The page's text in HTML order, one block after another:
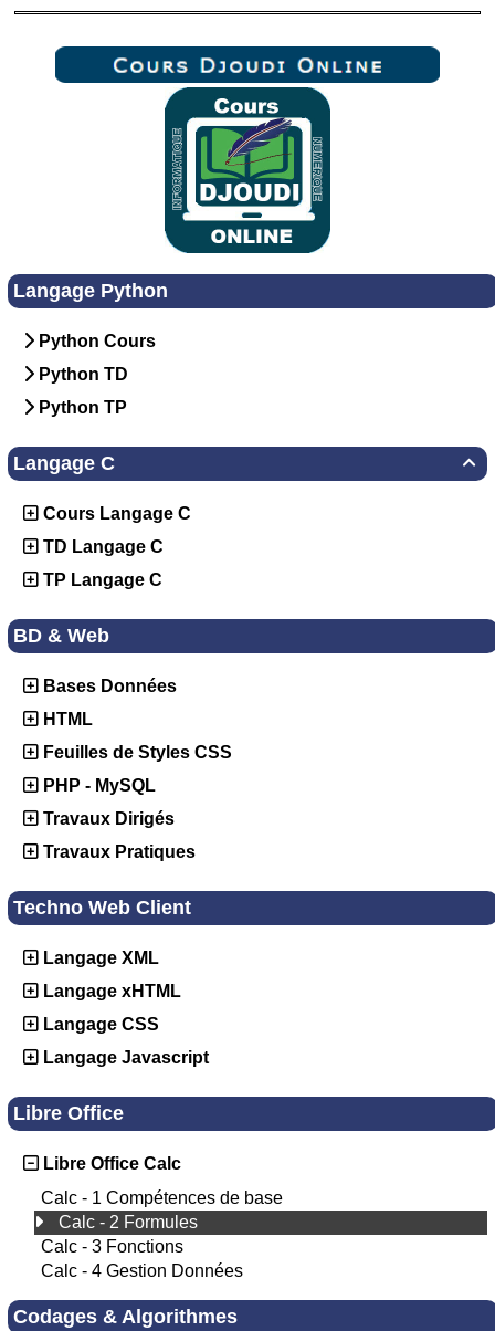
Langage Python
Python Cours
Python TD
Python TP

Langage C
Cours Langage C
TD Langage C
TP Langage C
BD & Web
Bases Données
HTML
Feuilles de Styles CSS
PHP - MySQL
Travaux Dirigés
Travaux Pratiques
Techno Web Client
Langage XML
Langage xHTML
Langage CSS
Langage Javascript
Libre Office
Libre Office Calc
Calc - 1 Compétences de base
Calc - 2 Formules
Calc - 3 Fonctions
Calc - 4 Gestion Données
Codages & Algorithmes